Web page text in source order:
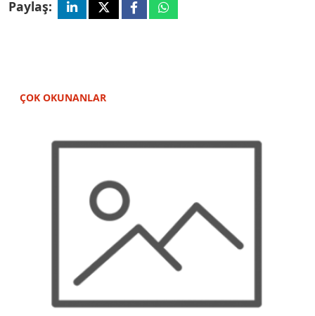
Paylaş:
ÇOK OKUNANLAR